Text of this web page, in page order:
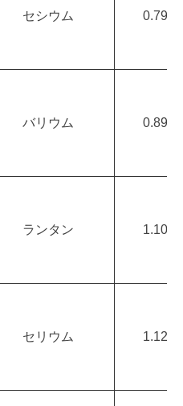
セシウム 0.79
バリウム 0.89
ランタン 1.10
セリウム 1.12